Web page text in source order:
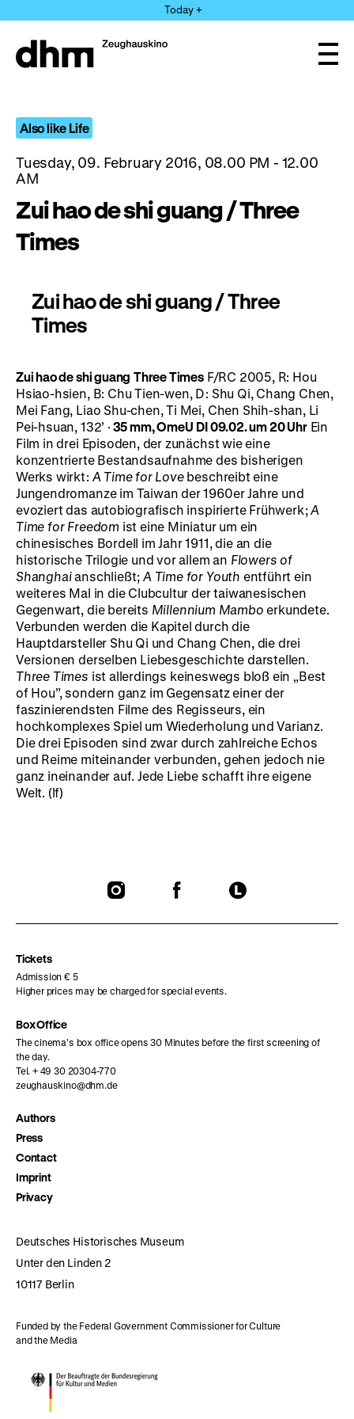
directly
the
Today +
Also like Life
Tuesday, 09. February 2016, 08.00 PM - 12.00
AM
Zui hao de shi guang / Three
Times
Zui hao de shi guang / Three
Times
Zui hao de shi guang Three TimesF/RC 2005, R: Hou
Hsiao-hsien, B: Chu Tien-wen, D: Shu Qi, Chang Chen,
Mei Fang, Liao Shu-chen, Ti Mei, Chen Shih-shan, Li
Pei-hsuan, 132’ · 35 mm, OmeU DI 09.02. um 20 UhrEin
Film in drei Episoden, der zunächst wie eine
konzentrierte Bestandsaufnahme des bisherigen
Werks wirkt: A Time for Lovebeschreibt eine
Jungendromanze im Taiwan der 1960er Jahre und
evoziert das autobiografisch inspirierte Frühwerk;A
Time for Freedom ist eine Miniatur um ein
chinesisches Bordell im Jahr 1911, die an die
historische Trilogie und vor allem an Flowers of
Shanghaianschließt;A Time for Youth entführt ein
weiteres Mal in die Clubcultur der taiwanesischen
Gegenwart, die bereits Millennium Mambo erkundete.
Verbunden werden die Kapitel durch die
Hauptdarsteller Shu Qi und Chang Chen, die drei
Versionen derselben Liebesgeschichte darstellen.
Three Times ist allerdings keineswegs bloß ein „Best
of Hou”, sondern ganz im Gegensatz einer der
faszinierendsten Filme des Regisseurs, ein
hochkomplexes Spiel um Wiederholung und Varianz.
Die drei Episoden sind zwar durch zahlreiche Echos
und Reime miteinander verbunden, gehen jedoch nie
ganz ineinander auf. Jede Liebe schafft ihre eigene
Welt. (lf)
To
To
To
Tickets
Admission € 5
Higher prices may be charged for special events.
Box Office
The cinema’s box office opens 30 Minutes before the first screening of
the day.
Tel. + 49 30 20304-770
zeughauskino@dhm.de
Authors
Press
Contact
Imprint
Privacy
Deutsches Historisches Museum
Unter den Linden 2
10117 Berlin
Funded by the Federal Government Commissioner for Culture
and the Media